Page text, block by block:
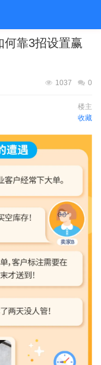
何靠3招设置赢
0
1037
楼主
收藏